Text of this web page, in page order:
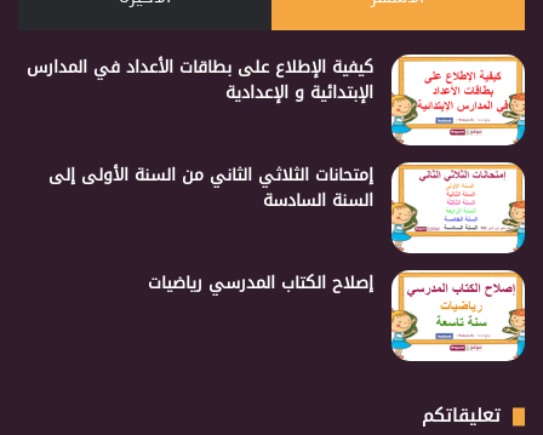
كيفية الإطلاع على بطاقات الأعداد في المدارس
الإبتدائية و الإعدادية
إمتحانات الثلاثي الثاني من السنة الأولى إلى
السنة السادسة
إصلاح الكتاب المدرسي رياضيات
تعليقاتكم